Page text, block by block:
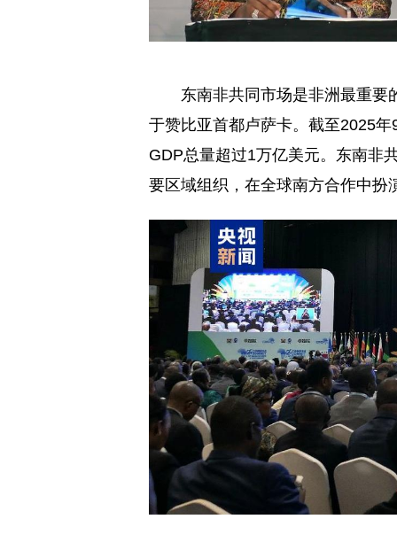
东南非共同市场是非洲最重要
于赞比亚首都卢萨卡。截至2025
GDP总量超过1万亿美元。东南非
要区域组织，在全球南方合作中扮